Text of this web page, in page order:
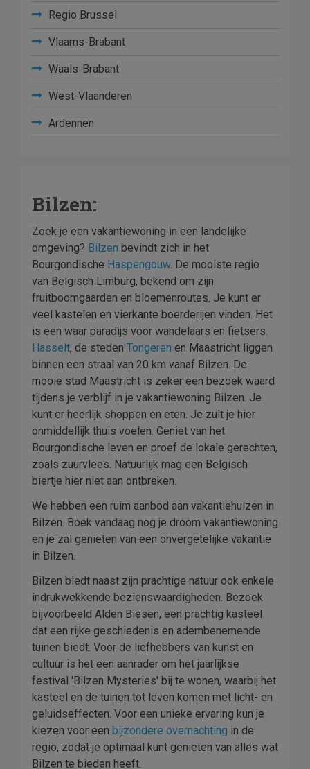
Regio Brussel
Vlaams-Brabant
Waals-Brabant
West-Vlaanderen
Ardennen
Bilzen:
Zoek je een vakantiewoning in een landelijke
omgeving? Bilzen bevindt zich in het
Bourgondische Haspengouw. De mooiste regio
van Belgisch Limburg, bekend om zijn
fruitboomgaarden en bloemenroutes. Je kunt er
veel kastelen en vierkante boerderijen vinden. Het
is een waar paradijs voor wandelaars en fietsers.
Hasselt, de steden Tongeren en Maastricht liggen
binnen een straal van 20 km vanaf Bilzen. De
mooie stad Maastricht is zeker een bezoek waard
tijdens je verblijf in je vakantiewoning Bilzen. Je
kunt er heerlijk shoppen en eten. Je zult je hier
onmiddellijk thuis voelen. Geniet van het
Bourgondische leven en proef de lokale gerechten,
zoals zuurvlees. Natuurlijk mag een Belgisch
biertje hier niet aan ontbreken.
We hebben een ruim aanbod aan vakantiehuizen in
Bilzen. Boek vandaag nog je droom vakantiewoning
en je zal genieten van een onvergetelijke vakantie
in Bilzen.
Bilzen biedt naast zijn prachtige natuur ook enkele
indrukwekkende bezienswaardigheden. Bezoek
bijvoorbeeld Alden Biesen, een prachtig kasteel
dat een rijke geschiedenis en adembenemende
tuinen biedt. Voor de liefhebbers van kunst en
cultuur is het een aanrader om het jaarlijkse
festival 'Bilzen Mysteries' bij te wonen, waarbij het
kasteel en de tuinen tot leven komen met licht- en
geluidseffecten. Voor een unieke ervaring kun je
kiezen voor een bijzondere overnachting in de
regio, zodat je optimaal kunt genieten van alles wat
Bilzen te bieden heeft.